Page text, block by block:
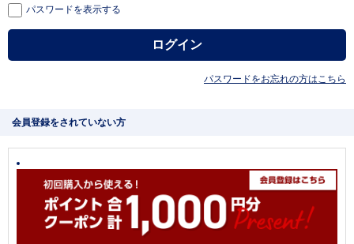
パスワードを表示する
パスワードをお忘れの方はこちら
会員登録をされていない方